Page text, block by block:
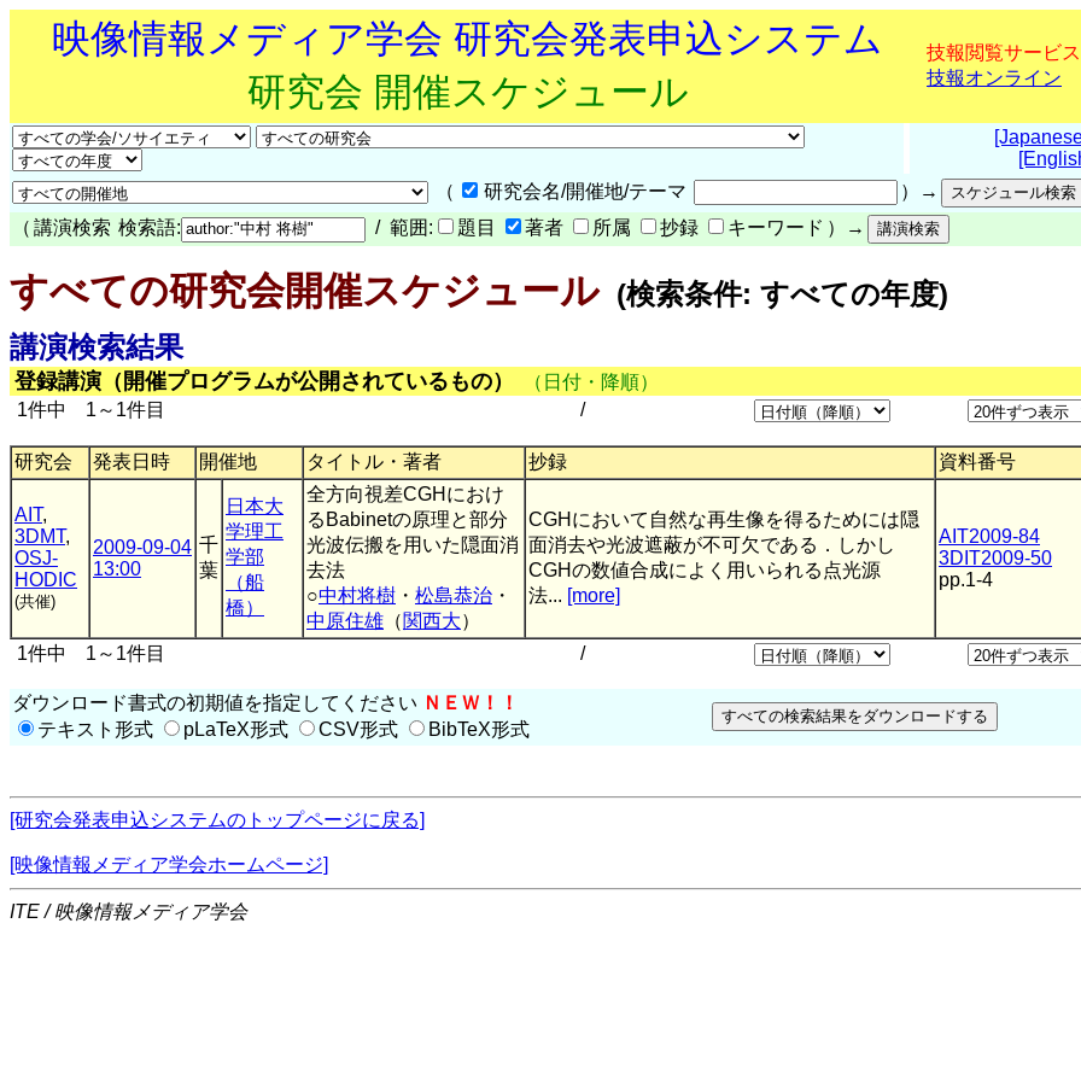
映像情報メディア学会 研究会発表申込システム
研究会 開催スケジュール
技報閲覧サービス
技報オンライン
（
研究会名/開催地/テーマ
）→
（ 講演検索 検索語: / 範囲: 題目 著者 所属 抄録 キーワード ）→
すべての研究会開催スケジュール(検索条件: すべての年度)
講演検索結果
登録講演（開催プログラムが公開されているもの）
（日付・降順）
1件中 1～1件目
/
研究会 発表日時 開催地 タイトル・著者 抄録 資料番号
AIT,
3DMT,
OSJ-
HODIC
(共催)
2009-09-04
13:00
千
葉
日本大
学理工
学部
（船
橋）
全方向視差CGHにおけ
るBabinetの原理と部分
光波伝搬を用いた隠面消
去法
○中村将樹 ・ 松島恭治 ・
中原住雄 （関西大）
CGHにおいて自然な再生像を得るためには隠
面消去や光波遮蔽が不可欠である．しかし
CGHの数値合成によく用いられる点光源
法... [more]
AIT2009-84
3DIT2009-50
pp.1-4
1件中 1～1件目 /
ダウンロード書式の初期値を指定してください ＮＥＷ！！
テキスト形式
pLaTeX形式 CSV形式 BibTeX形式
[研究会発表申込システムのトップページに戻る]
[映像情報メディア学会ホームページ]
ITE / 映像情報メディア学会